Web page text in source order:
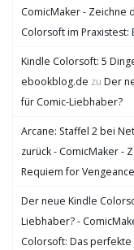
ComicMaker - Zeichne
Colorsoft im Praxistest:
Kindle Colorsoft: 5
ebookblog.de zu Der
für Comic-Liebhaber?
Arcane: Staffel 2 bei
zurück - ComicMaker -
Requiem for
Der neue Kindle
Liebhaber? -
Colorsoft: Das perfekte